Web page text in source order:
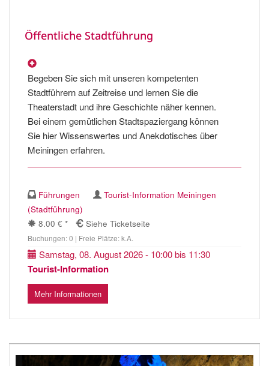
Öffentliche Stadtführung
Begeben Sie sich mit unseren kompetenten
Stadtführern auf Zeitreise und lernen Sie die
Theaterstadt und ihre Geschichte näher kennen.
Bei einem gemütlichen Stadtspaziergang können
Sie hier Wissenswertes und Anekdotisches über
Meiningen erfahren.
Führungen
Tourist-Information Meiningen
(Stadtführung)
8.00 € *
Siehe Ticketseite
Buchungen: 0 | Freie Plätze: k.A.
Samstag, 08. August 2026 - 10:00 bis 11:30
Tourist-Information
Mehr Informationen